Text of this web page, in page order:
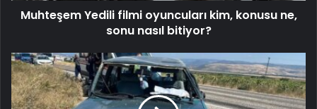
Muhteşem Yedili filmi oyuncuları kim, konusu ne,
sonu nasıl bitiyor?